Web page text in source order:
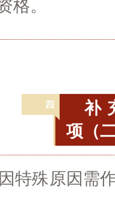
格。
四
补
项（
特殊原因需